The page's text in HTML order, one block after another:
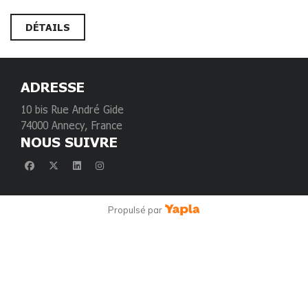
DÉTAILS
ADRESSE
10 bis Rue André Gide
74000 Annecy, France
NOUS SUIVRE
facebookx-twitterlinkedininstagram
Propulsé par